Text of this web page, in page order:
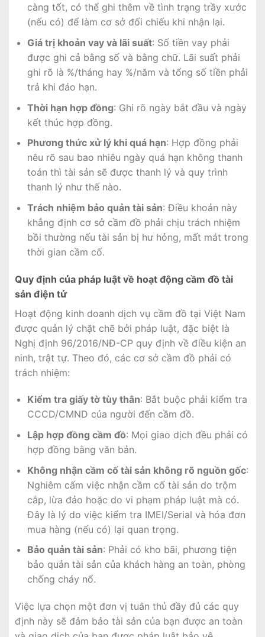
càng tốt, có thể ghi thêm về tình trạng trầy xước
(nếu có) để làm cơ sở đối chiếu khi nhận lại.
Giá trị khoản vay và lãi suất: Số tiền vay phải
được ghi cả bằng số và bằng chữ. Lãi suất phải
ghi rõ là %/tháng hay %/năm và tổng số tiền phải
trả khi đáo hạn.
Thời hạn hợp đồng: Ghi rõ ngày bắt đầu và ngày
kết thúc hợp đồng.
Phương thức xử lý khi quá hạn: Hợp đồng phải
nêu rõ sau bao nhiêu ngày quá hạn không thanh
toán thì tài sản sẽ được thanh lý và quy trình
thanh lý như thế nào.
Trách nhiệm bảo quản tài sản: Điều khoản này
khẳng định cơ sở cầm đồ phải chịu trách nhiệm
bồi thường nếu tài sản bị hư hỏng, mất mát trong
thời gian cầm cố.
Quy định của pháp luật về hoạt động cầm đồ tài
sản điện tử
Hoạt động kinh doanh dịch vụ cầm đồ tại Việt Nam
được quản lý chặt chẽ bởi pháp luật, đặc biệt là
Nghị định 96/2016/NĐ-CP quy định về điều kiện an
ninh, trật tự. Theo đó, các cơ sở cầm đồ phải có
trách nhiệm:
Kiểm tra giấy tờ tùy thân: Bắt buộc phải kiểm tra
CCCD/CMND của người đến cầm đồ.
Lập hợp đồng cầm đồ: Mọi giao dịch đều phải có
hợp đồng bằng văn bản.
Không nhận cầm cố tài sản không rõ nguồn gốc:
Nghiêm cấm việc nhận cầm cố tài sản do trộm
cắp, lừa đảo hoặc do vi phạm pháp luật mà có.
Đây là lý do việc kiểm tra IMEI/Serial và hóa đơn
mua hàng (nếu có) lại quan trọng.
Bảo quản tài sản: Phải có kho bãi, phương tiện
bảo quản tài sản của khách hàng an toàn, phòng
chống cháy nổ.
Việc lựa chọn một đơn vị tuân thủ đầy đủ các quy
định này sẽ đảm bảo tài sản của bạn được an toàn